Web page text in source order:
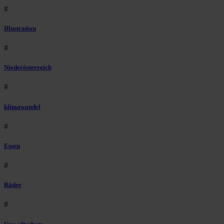
#
Illustration
#
Niederösterreich
#
klimawandel
#
Essen
#
Räder
#